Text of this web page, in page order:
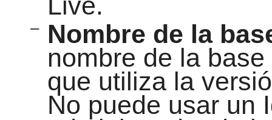
Live.
– Nombre de la
nombre de la
que utiliza la
No puede usar un